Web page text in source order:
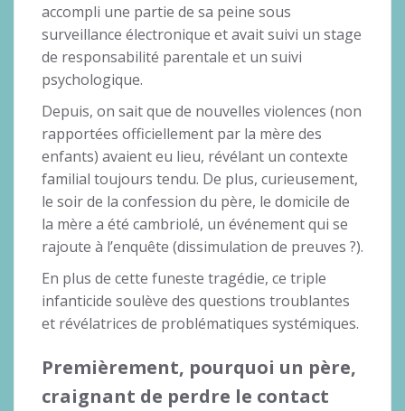
accompli une partie de sa peine sous
surveillance électronique et avait suivi un stage
de responsabilité parentale et un suivi
psychologique.
Depuis, on sait que de nouvelles violences (non
rapportées officiellement par la mère des
enfants) avaient eu lieu, révélant un contexte
familial toujours tendu. De plus, curieusement,
le soir de la confession du père, le domicile de
la mère a été cambriolé, un événement qui se
rajoute à l’enquête (dissimulation de preuves ?).
En plus de cette funeste tragédie, ce triple
infanticide soulève des questions troublantes
et révélatrices de problématiques systémiques.
Premièrement, pourquoi un père,
craignant de perdre le contact